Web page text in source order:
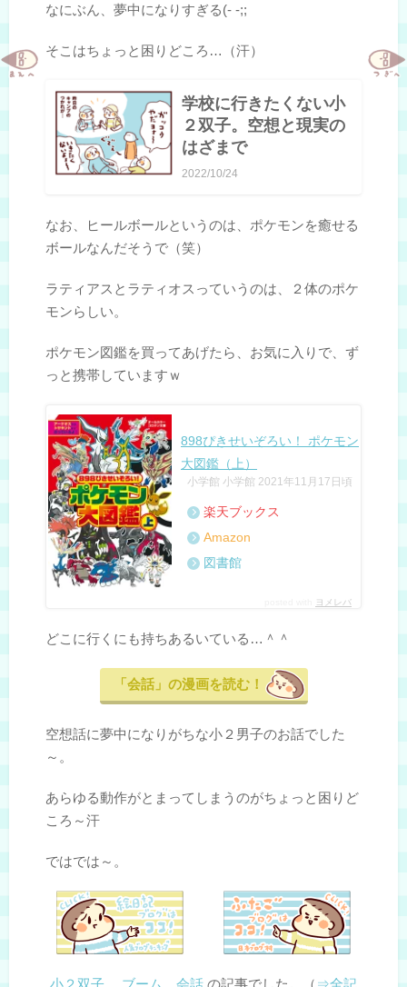
なにぶん、夢中になりすぎる(- -;;
そこはちょっと困りどころ…（汗）
学校に行きたくない小
２双子。空想と現実の
はざまで
2022/10/24
なお、ヒールボールというのは、ポケモンを癒せる
ボールなんだそうで（笑）
ラティアスとラティオスっていうのは、２体のポケ
モンらしい。
ポケモン図鑑を買ってあげたら、お気に入りで、ず
っと携帯していますｗ
898ぴきせいぞろい！ ポケモン
大図鑑（上）
ヨメレバ
小学館 小学館 2021年11月17日頃
楽天ブックス
Amazon
図書館
どこに行くにも持ちあるいている…＾＾
「会話」の漫画を読む！
空想話に夢中になりがちな小２男子のお話でした
～。
あらゆる動作がとまってしまうのがちょっと困りど
ころ～汗
ではでは～。
小２双子 ブーム 会話 の記事でした。（ ⇒全記